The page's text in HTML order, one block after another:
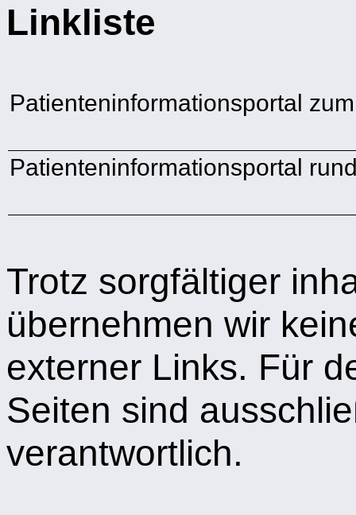
Linkliste
Patienteninformationsportal
Patienteninformationsportal
Trotz sorgfältiger
übernehmen wir
externer Links. Für
Seiten sind
verantwortlich.